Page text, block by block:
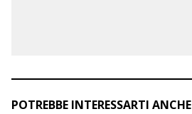
POTREBBE INTERESSARTI ANCHE